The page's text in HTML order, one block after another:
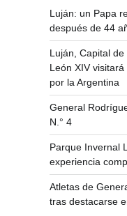
Luján: un Papa
después de 44
Luján, Capital
León XIV
por la Argentina
General
N.° 4
Parque Invernal
experiencia
Atletas de
tras destacarse